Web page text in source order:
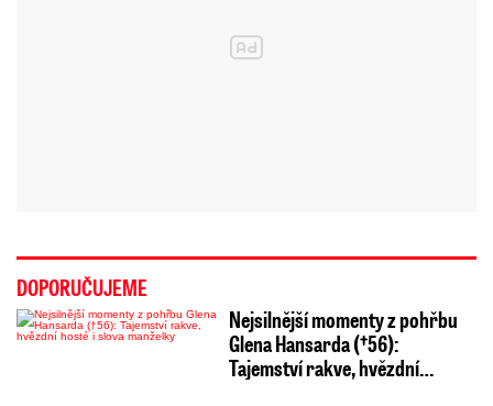
DOPORUČUJEME
Nejsilnější momenty z pohřbu
Glena Hansarda (†56):
Tajemství rakve, hvězdní…